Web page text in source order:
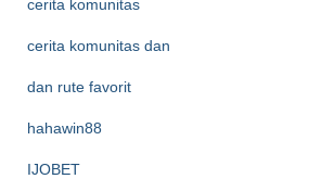
cerita komunitas
cerita komunitas dan
dan rute favorit
hahawin88
IJOBET